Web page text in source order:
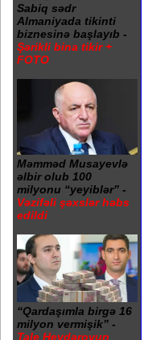
Sabiq sədr
Almaniyada tikinti
biznesinə başlayıb -
Şərikli bina tikir +
FOTO
Məmməd Musayevlə
əlbir olub 100
milyonu “yeyiblər” -
Vəzifəli şəxslər həbs
edildi
“Qardaşımla birgə 16
milyon vermişik” -
Tale Heydərovun